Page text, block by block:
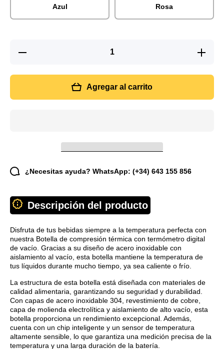
Azul Rosa
Reducir
Termo
Aumentar
cantidad
Termo
pantalla
Agregar al carrito
¿Necesitas ayuda? WhatsApp: (+34) 643 155 856
Descripción del producto
Disfruta de tus bebidas siempre a la temperatura perfecta con
nuestra Botella de compresión térmica con termómetro digital
de vacío. Gracias a su diseño de acero inoxidable con
aislamiento al vacío, esta botella mantiene la temperatura de
tus líquidos durante mucho tiempo, ya sea caliente o frío.
La estructura de esta botella está diseñada con materiales de
calidad alimentaria, garantizando su seguridad y durabilidad.
Con capas de acero inoxidable 304, revestimiento de cobre,
capa de molienda electrolítica y aislamiento de alto vacío, esta
botella proporciona un rendimiento excepcional. Además,
cuenta con un chip inteligente y un sensor de temperatura
altamente sensible, lo que garantiza una medición precisa de la
temperatura y una larga duración de la batería.